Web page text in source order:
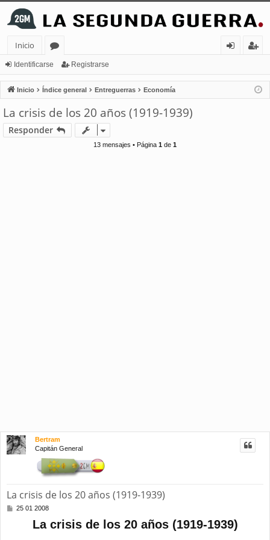
Inicio
or
os
nt
ifi
ist
ra
Identificarse Registrarse
Inicio Índice general Entreguerras Economía
La crisis de los 20 años (1919-1939)
Responder
13 mensajes • Página 1 de 1
Bertram
Capitán General
La crisis de los 20 años (1919-1939)
M
25 01 2008
La crisis de los 20 años (1919-1939)